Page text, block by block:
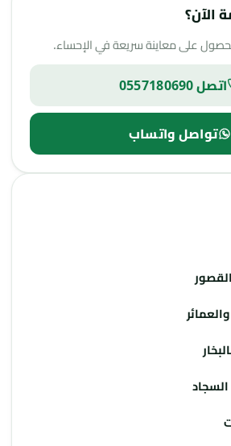
الآن؟
على معاينة سريعة في الإحساء.
اتصل 0557180690
تواصل واتساب